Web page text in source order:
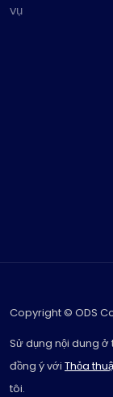
vụ
Copyright © ODS
Sử dụng nội dung ở
đồng ý với Thỏa
tôi.